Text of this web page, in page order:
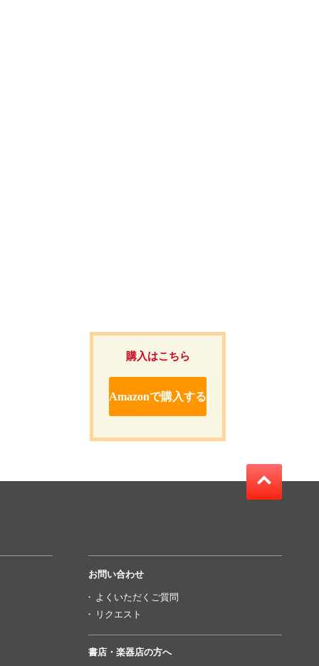
購入はこちら
Amazonで購入する
お問い合わせ
よくいただくご質問
リクエスト
書店・楽器店の方へ